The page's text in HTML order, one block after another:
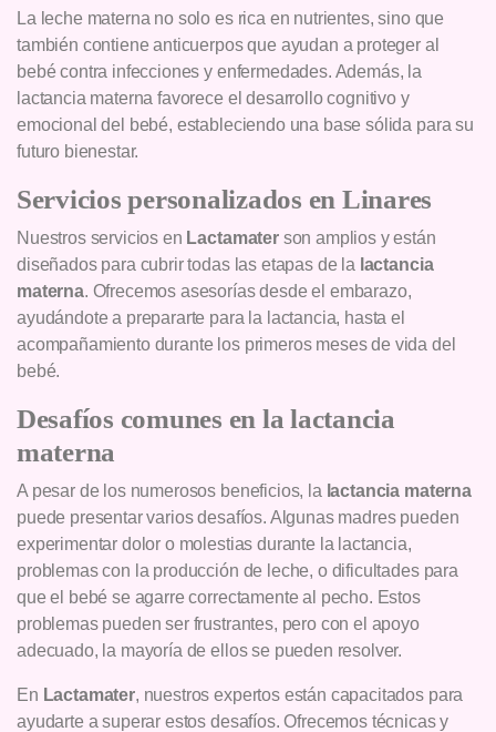
La leche materna no solo es rica en nutrientes, sino que
también contiene anticuerpos que ayudan a proteger al
bebé contra infecciones y enfermedades. Además, la
lactancia materna favorece el desarrollo cognitivo y
emocional del bebé, estableciendo una base sólida para su
futuro bienestar.
Servicios personalizados en Linares
Nuestros servicios en Lactamaterson amplios y están
diseñados para cubrir todas las etapas de la lactancia
materna. Ofrecemos asesorías desde el embarazo,
ayudándote a prepararte para la lactancia, hasta el
acompañamiento durante los primeros meses de vida del
bebé.
Desafíos comunes en la lactancia
materna
A pesar de los numerosos beneficios, la lactancia materna
puede presentar varios desafíos. Algunas madres pueden
experimentar dolor o molestias durante la lactancia,
problemas con la producción de leche, o dificultades para
que el bebé se agarre correctamente al pecho. Estos
problemas pueden ser frustrantes, pero con el apoyo
adecuado, la mayoría de ellos se pueden resolver.
En Lactamater, nuestros expertos están capacitados para
ayudarte a superar estos desafíos. Ofrecemos técnicas y